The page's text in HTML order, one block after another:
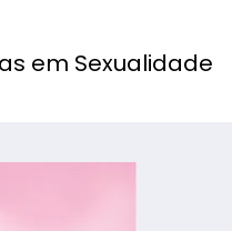
em Sexualidade